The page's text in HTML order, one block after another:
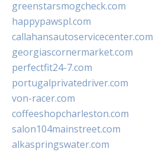
greenstarsmogcheck.com
happypawspl.com
callahansautoservicecenter.com
georgiascornermarket.com
perfectfit24-7.com
portugalprivatedriver.com
von-racer.com
coffeeshopcharleston.com
salon104mainstreet.com
alkaspringswater.com